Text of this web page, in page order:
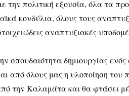
την πολιτική εξουσία, όλα τα
κονδύλια, όλους τους
αναπτυξιακές
σπουδαιότητα δημιουργίας
από όλους μας η υλοποίηση του
την Καλαμάτα και θα φτάσει